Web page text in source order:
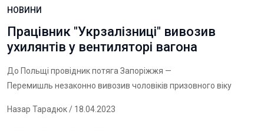
НОВИНИ
Працівник "Укрзалізниці" вивозив
ухилянтів у вентиляторі вагона
До Польщі провідник потяга Запоріжжя —
Перемишль незаконно вивозив чоловіків призовного віку
Назар Тарадюк/ 18.04.2023